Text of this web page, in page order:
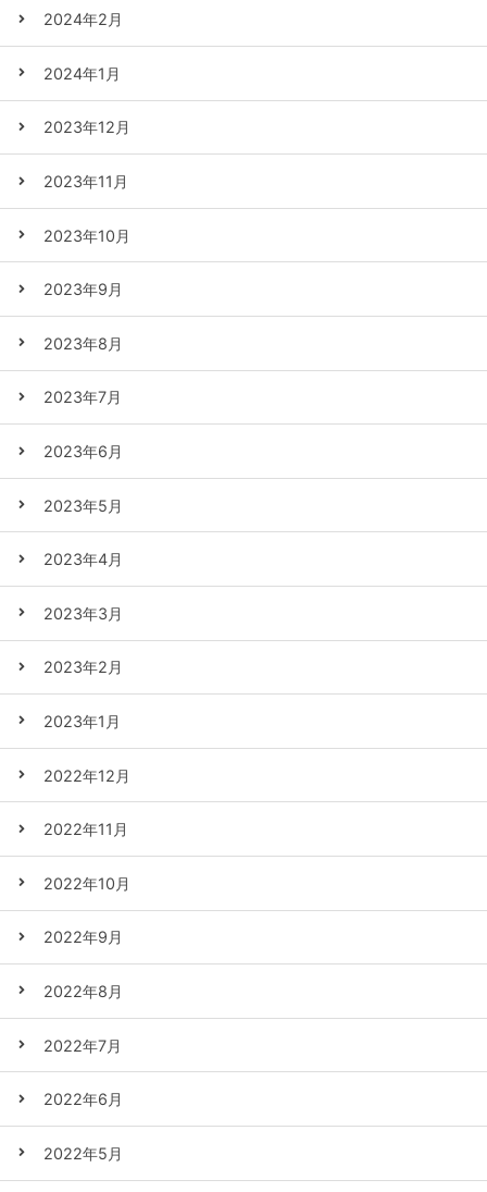
2024年2月
2024年1月
2023年12月
2023年11月
2023年10月
2023年9月
2023年8月
2023年7月
2023年6月
2023年5月
2023年4月
2023年3月
2023年2月
2023年1月
2022年12月
2022年11月
2022年10月
2022年9月
2022年8月
2022年7月
2022年6月
2022年5月